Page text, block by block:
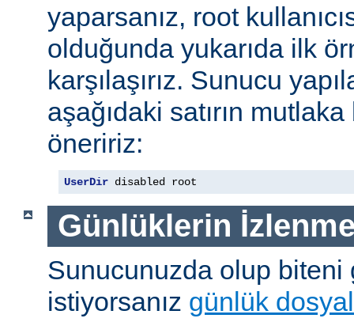
yaparsanız, root
olduğunda yukarıda ilk
karşılaşırız. Sunucu
aşağıdaki satırın mutlaka
öneririz:
UserDir disabled root
Günlüklerin
Sunucunuzda olup
istiyorsanız günlük